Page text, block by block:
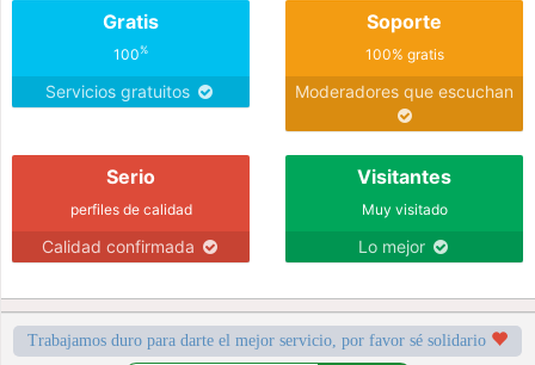
Gratis
100%
Servicios gratuitos
Soporte
100% gratis
Moderadores que escuchan
Serio
perfiles de calidad
Calidad confirmada
Visitantes
Muy visitado
Lo mejor
Trabajamos duro para darte el mejor servicio, por favor sé solidario